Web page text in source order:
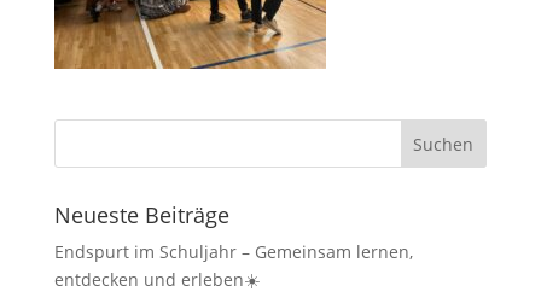
Neueste Beiträge
Endspurt im Schuljahr – Gemeinsam lernen,
entdecken und erleben☀️